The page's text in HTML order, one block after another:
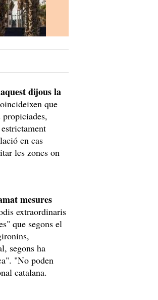
dijous la
que
propiciades,
en cas
les zones on
mesures
extraordinaris
que segons el
segons ha
"No poden
catalana.